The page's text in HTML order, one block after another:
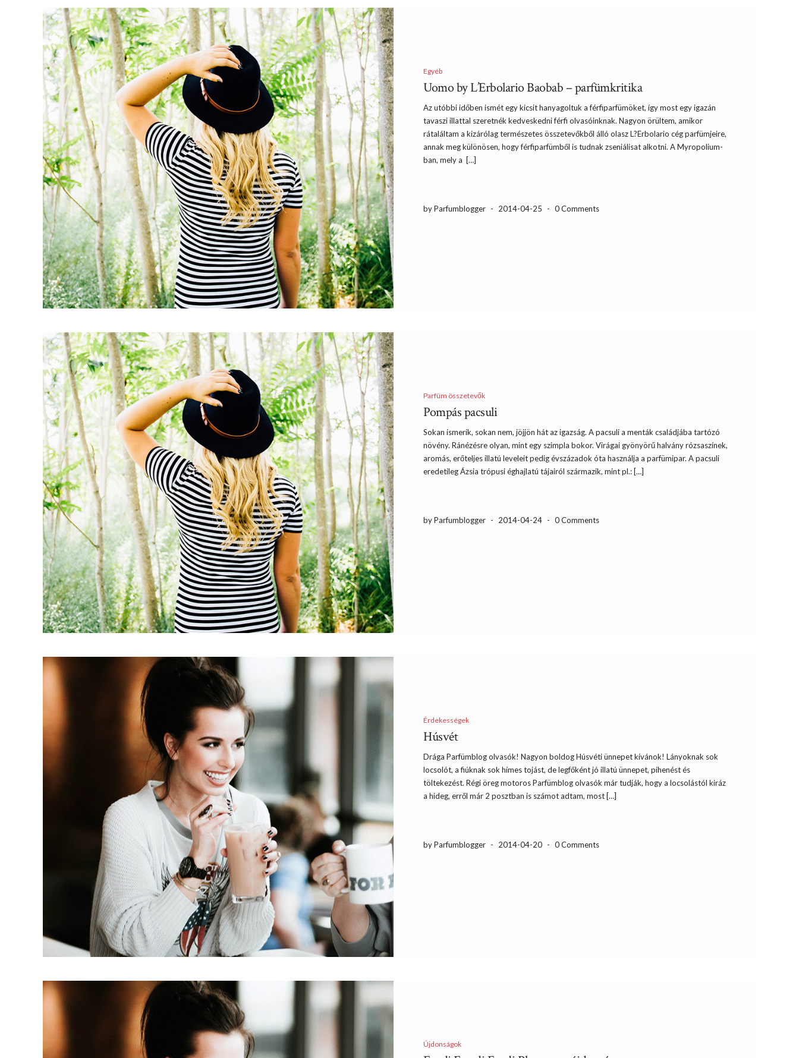
Egyéb
Uomo by L’Erbolario Baobab – parfümkritika
Az utóbbi időben ismét egy kicsit hanyagoltuk a férfiparfümöket, így most egy igazán
tavaszi illattal szeretnék kedveskedni férfi olvasóinknak. Nagyon örültem, amikor
rátaláltam a kizárólag természetes összetevőkből álló olasz L?Erbolario cég parfümjeire,
annak meg különösen, hogy férfiparfümből is tudnak zseniálisat alkotni. A Myropolium-
ban, mely a […]
by Parfumblogger - 2014-04-25 - 0 Comments
Parfüm összetevők
Pompás pacsuli
Sokan ismerik, sokan nem, jöjjön hát az igazság. A pacsuli a menták családjába tartózó
növény. Ránézésre olyan, mint egy szimpla bokor. Virágai gyönyörű halvány rózsaszínek,
aromás, erőteljes illatú leveleit pedig évszázadok óta használja a parfümipar. A pacsuli
eredetileg Ázsia trópusi éghajlatú tájairól származik, mint pl.: […]
by Parfumblogger - 2014-04-24 - 0 Comments
Érdekességek
Húsvét
Drága Parfümblog olvasók! Nagyon boldog Húsvéti ünnepet kívánok! Lányoknak sok
locsolót, a fiúknak sok hímes tojást, de legfőként jó illatú ünnepet, pihenést és
töltekezést. Régi öreg motoros Parfümblog olvasók már tudják, hogy a locsolástól kiráz
a hideg, erről már 2 posztban is számot adtam, most […]
by Parfumblogger - 2014-04-20 - 0 Comments
Újdonságok